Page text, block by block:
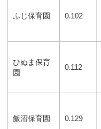
ふじ保育園 0.102
ひぬま保育
園
0.112
飯沼保育園 0.129